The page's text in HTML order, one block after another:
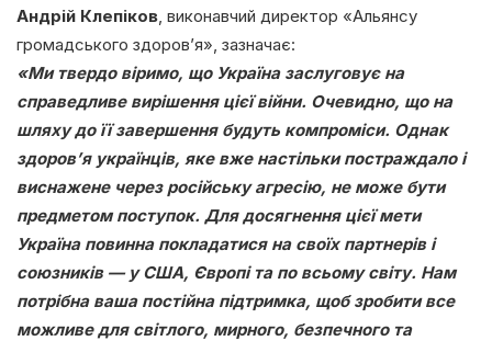
Андрій Клепіков , виконавчий директор «Альянсу
громадського здоров’я», зазначає:
«Ми твердо віримо, що Україна заслуговує на
справедливе вирішення цієї війни. Очевидно, що на
шляху до її завершення будуть компроміси. Однак
здоров’я українців, яке вже настільки постраждало і
виснажене через російську агресію, не може бути
предметом поступок. Для досягнення цієї мети
Україна повинна покладатися на своїх партнерів і
союзників — у США, Європі та по всьому світу. Нам
потрібна ваша постійна підтримка, щоб зробити все
можливе для світлого, мирного, безпечного та